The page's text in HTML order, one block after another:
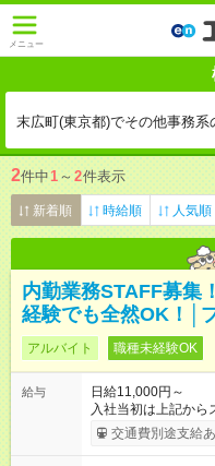
メニュー
末広町(東京都)でその他事務系
2件中1 ～ 2件表示
新着順 時給順 人気順
内勤業務STAFF募
経験でも全然OK！│
アルバイト 職種未経験OK
給与
日給11,000円～
入社当初は上記から
格取得・社内試験
ます。 【試用期
交通費別途支給